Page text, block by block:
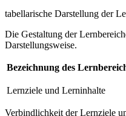
tabellarische Darstellung der
Die Gestaltung der
Darstellungsweise.
Bezeichnung des
Lernziele und Lerninhalte
Verbindlichkeit der Lernziele